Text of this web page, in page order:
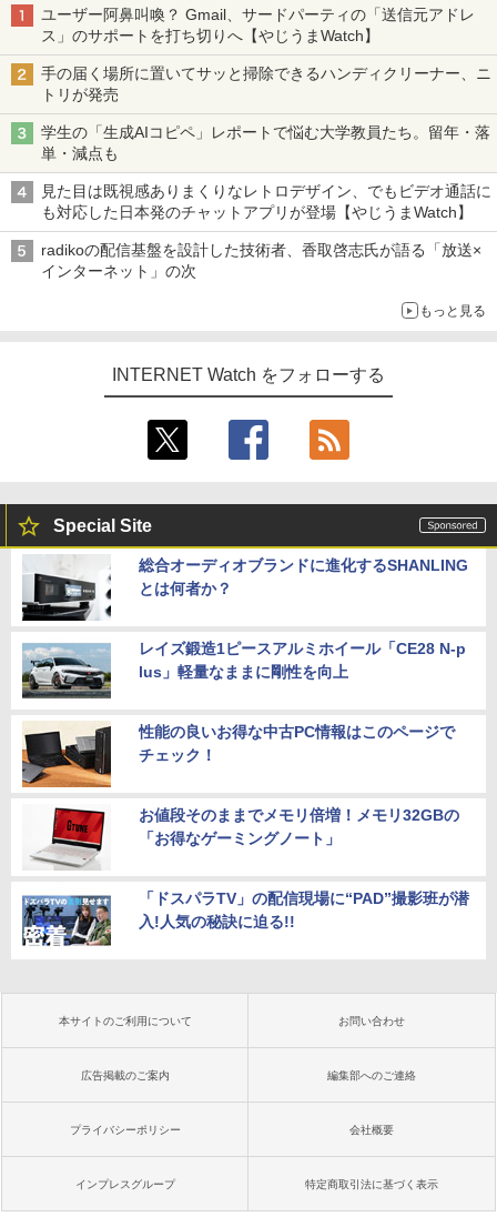
ユーザー阿鼻叫喚？ Gmail、サードパーティの「送信元アドレ
ス」のサポートを打ち切りへ【やじうまWatch】
手の届く場所に置いてサッと掃除できるハンディクリーナー、ニ
トリが発売
学生の「生成AIコピペ」レポートで悩む大学教員たち。留年・落
単・減点も
見た目は既視感ありまくりなレトロデザイン、でもビデオ通話に
も対応した日本発のチャットアプリが登場【やじうまWatch】
radikoの配信基盤を設計した技術者、香取啓志氏が語る「放送×
インターネット」の次
もっと見る
INTERNET Watch をフォローする
Special Site
総合オーディオブランドに進化するSHANLING
とは何者か？
レイズ鍛造1ピースアルミホイール「CE28 N-p
lus」軽量なままに剛性を向上
性能の良いお得な中古PC情報はこのページで
チェック！
お値段そのままでメモリ倍増！メモリ32GBの
「お得なゲーミングノート」
「ドスパラTV」の配信現場に“PAD”撮影班が潜
入!人気の秘訣に迫る!!
本サイトのご利用について お問い合わせ
広告掲載のご案内 編集部へのご連絡
プライバシーポリシー 会社概要
インプレスグループ 特定商取引法に基づく表示